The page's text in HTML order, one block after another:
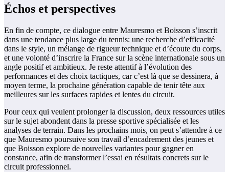
Échos et perspectives
En fin de compte, ce dialogue entre Mauresmo et Boisson s’inscrit
dans une tendance plus large du tennis: une recherche d’efficacité
dans le style, un mélange de rigueur technique et d’écoute du corps,
et une volonté d’inscrire la France sur la scène internationale sous un
angle positif et ambitieux. Je reste attentif à l’évolution des
performances et des choix tactiques, car c’est là que se dessinera, à
moyen terme, la prochaine génération capable de tenir tête aux
meilleures sur les surfaces rapides et lentes du circuit.
Pour ceux qui veulent prolonger la discussion, deux ressources utiles
sur le sujet abondent dans la presse sportive spécialisée et les
analyses de terrain. Dans les prochains mois, on peut s’attendre à ce
que Mauresmo poursuive son travail d’encadrement des jeunes et
que Boisson explore de nouvelles variantes pour gagner en
constance, afin de transformer l’essai en résultats concrets sur le
circuit professionnel.